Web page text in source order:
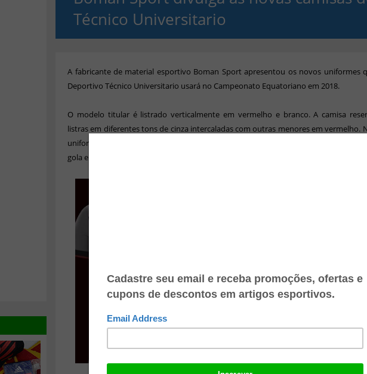
Técnico Universitario
A fabricante de material esportivo Boman Sport apresentou os novos uniformes
Deportivo Técnico Universitario usará no Campeonato Equatoriano em 2018.
O modelo titular é listrado verticalmente em vermelho e branco. A camisa
listras em diferentes tons de cinza intercaladas com outras menores em vermelho.
uniforme, as faixas são horizontais em dois tons de vermelho e com a cor preta
gola e nos punhos.